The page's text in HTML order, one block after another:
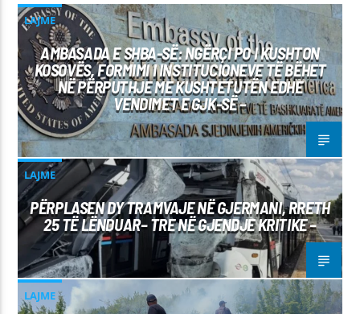
LAJME
AMBASADA E SHBA-SË: NGËRÇI PO I KUSHTON
KOSOVËS, FORMIMI I INSTITUCIONEVE TË BËHET
NË PËRPUTHJE ME KUSHTETUTËN EDHE
VENDIMET E GJK-SË –
LAJME
PËRPLASEN DY TRAMVAJE NË GJERMANI, RRETH
25 TË LËNDUAR– TRE NË GJENDJE KRITIKE –
LAJME